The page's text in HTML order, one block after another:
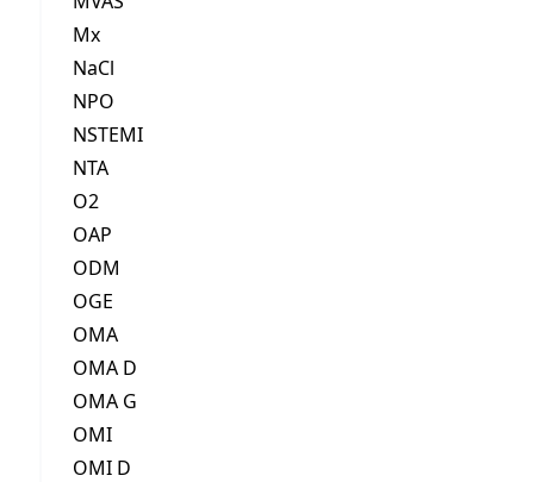
Mx
NaCl
NPO
NSTEMI
NTA
O2
OAP
ODM
OGE
OMA
OMA D
OMA G
OMI
OMI D